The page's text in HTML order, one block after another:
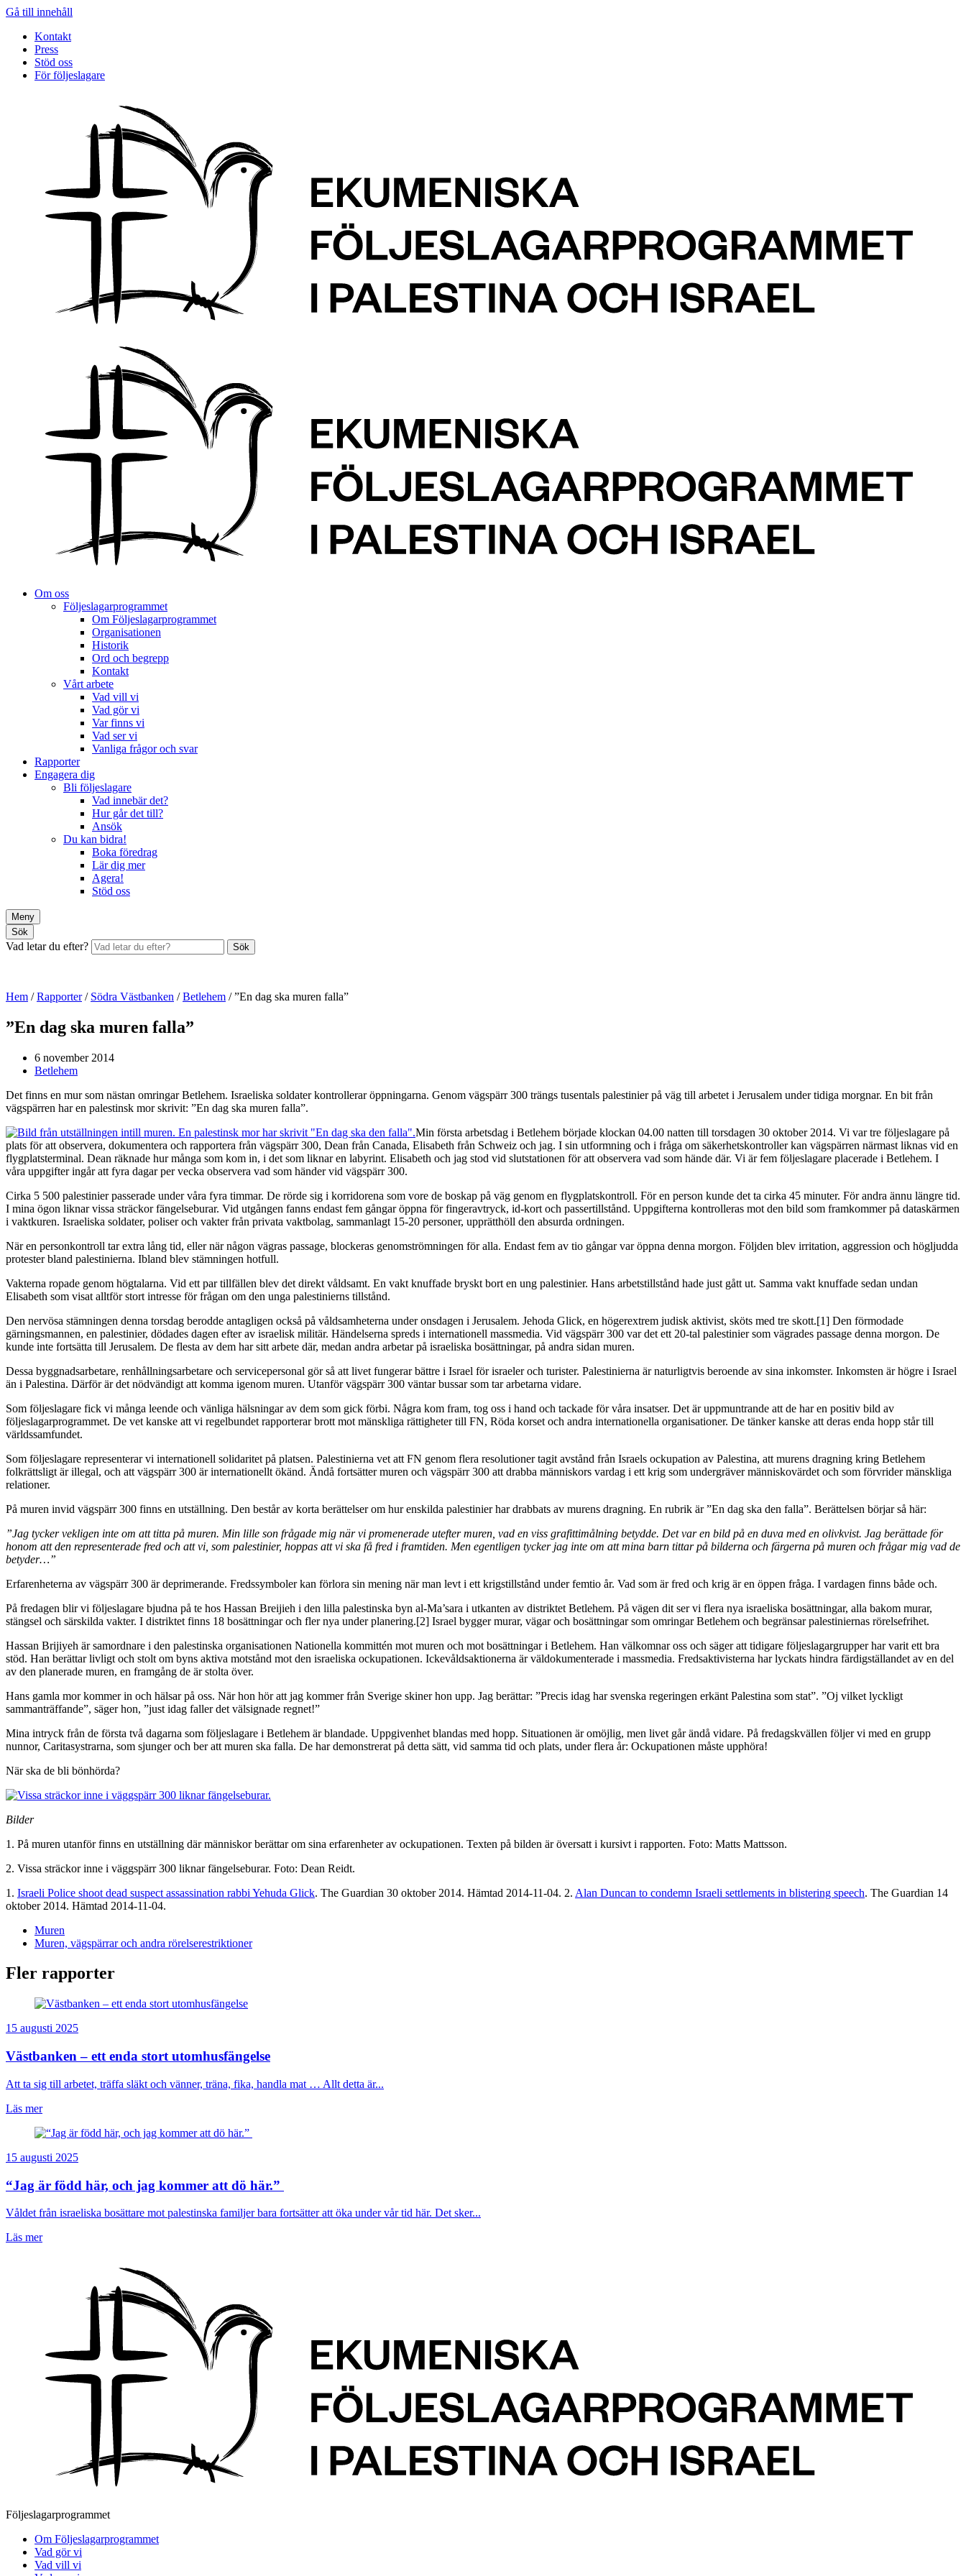
Gå till innehåll
Kontakt
Press
Stöd oss
För följeslagare
Om oss
Följeslagarprogrammet
Om Följeslagarprogrammet
Organisationen
Historik
Ord och begrepp
Kontakt
Vårt arbete
Vad vill vi
Vad gör vi
Var finns vi
Vad ser vi
Vanliga frågor och svar
Rapporter
Engagera dig
Bli följeslagare
Vad innebär det?
Hur går det till?
Ansök
Du kan bidra!
Boka föredrag
Lär dig mer
Agera!
Stöd oss
Meny
Sök
Vad letar du efter? Sök
Hem /Rapporter/ Södra Västbanken /Betlehem /”En dag ska muren falla”
”En dag ska muren falla”
6 november 2014
Betlehem
Det finns en mur som nästan omringar Betlehem. Israeliska soldater kontrollerar öppningarna. Genom vägspärr 300 trängs tusentals palestinier på väg till arbetet i Jerusalem under tidiga morgnar. En bit från
vägspärren har en palestinsk mor skrivit: ”En dag ska muren falla”.
Min första arbetsdag i Betlehem började klockan 04.00 natten till torsdagen 30 oktober 2014. Vi var tre följeslagare på
plats för att observera, dokumentera och rapportera från vägspärr 300, Dean från Canada, Elisabeth från Schweiz och jag. I sin utformning och i fråga om säkerhetskontroller kan vägspärren närmast liknas vid en
flygplatsterminal. Dean räknade hur många som kom in, i det som liknar en labyrint. Elisabeth och jag stod vid slutstationen för att observera vad som hände där. Vi är fem följeslagare placerade i Betlehem. I
våra uppgifter ingår att fyra dagar per vecka observera vad som händer vid vägspärr 300.
Cirka 5 500 palestinier passerade under våra fyra timmar. De rörde sig i korridorena som vore de boskap på väg genom en flygplatskontroll. För en person kunde det ta cirka 45 minuter. För andra ännu längre tid.
I mina ögon liknar vissa sträckor fängelseburar. Vid utgången fanns endast fem gångar öppna för fingeravtryck, id-kort och passertillstånd. Uppgifterna kontrolleras mot den bild som framkommer på dataskärmen
i vaktkuren. Israeliska soldater, poliser och vakter från privata vaktbolag, sammanlagt 15-20 personer, upprätthöll den absurda ordningen.
När en personkontroll tar extra lång tid, eller när någon vägras passage, blockeras genomströmningen för alla. Endast fem av tio gångar var öppna denna morgon. Följden blev irritation, aggression och högljudda
protester bland palestinierna. Ibland blev stämningen hotfull.
Vakterna ropade genom högtalarna. Vid ett par tillfällen blev det direkt våldsamt. En vakt knuffade bryskt bort en ung palestinier. Hans arbetstillstånd hade just gått ut. Samma vakt knuffade sedan undan
Elisabeth som visat alltför stort intresse för frågan om den unga palestinierns tillstånd.
Den nervösa stämningen denna torsdag berodde antagligen också på våldsamheterna under onsdagen i Jerusalem. Jehoda Glick, en högerextrem judisk aktivist, sköts med tre skott.[1] Den förmodade
gärningsmannen, en palestinier, dödades dagen efter av israelisk militär. Händelserna spreds i internationell massmedia. Vid vägspärr 300 var det ett 20-tal palestinier som vägrades passage denna morgon. De
kunde inte fortsätta till Jerusalem. De flesta av dem har sitt arbete där, medan andra arbetar på israeliska bosättningar, på andra sidan muren.
Dessa byggnadsarbetare, renhållningsarbetare och servicepersonal gör så att livet fungerar bättre i Israel för israeler och turister. Palestinierna är naturligtvis beroende av sina inkomster. Inkomsten är högre i Israel
än i Palestina. Därför är det nödvändigt att komma igenom muren. Utanför vägspärr 300 väntar bussar som tar arbetarna vidare.
Som följeslagare fick vi många leende och vänliga hälsningar av dem som gick förbi. Några kom fram, tog oss i hand och tackade för våra insatser. Det är uppmuntrande att de har en positiv bild av
följeslagarprogrammet. De vet kanske att vi regelbundet rapporterar brott mot mänskliga rättigheter till FN, Röda korset och andra internationella organisationer. De tänker kanske att deras enda hopp står till
världssamfundet.
Som följeslagare representerar vi internationell solidaritet på platsen. Palestinierna vet att FN genom flera resolutioner tagit avstånd från Israels ockupation av Palestina, att murens dragning kring Betlehem
folkrättsligt är illegal, och att vägspärr 300 är internationellt ökänd. Ändå fortsätter muren och vägspärr 300 att drabba människors vardag i ett krig som undergräver människovärdet och som förvrider mänskliga
relationer.
På muren invid vägspärr 300 finns en utställning. Den består av korta berättelser om hur enskilda palestinier har drabbats av murens dragning. En rubrik är ”En dag ska den falla”. Berättelsen börjar så här:
”Jag tycker vekligen inte om att titta på muren. Min lille son frågade mig när vi promenerade utefter muren, vad en viss grafittimålning betydde. Det var en bild på en duva med en olivkvist. Jag berättade för
honom att den representerade fred och att vi, som palestinier, hoppas att vi ska få fred i framtiden. Men egentligen tycker jag inte om att mina barn tittar på bilderna och färgerna på muren och frågar mig vad de
betyder…”
Erfarenheterna av vägspärr 300 är deprimerande. Fredssymboler kan förlora sin mening när man levt i ett krigstillstånd under femtio år. Vad som är fred och krig är en öppen fråga. I vardagen finns både och.
På fredagen blir vi följeslagare bjudna på te hos Hassan Breijieh i den lilla palestinska byn al-Ma’sara i utkanten av distriktet Betlehem. På vägen dit ser vi flera nya israeliska bosättningar, alla bakom murar,
stängsel och särskilda vakter. I distriktet finns 18 bosättningar och fler nya under planering.[2] Israel bygger murar, vägar och bosättningar som omringar Betlehem och begränsar palestiniernas rörelsefrihet.
Hassan Brijiyeh är samordnare i den palestinska organisationen Nationella kommittén mot muren och mot bosättningar i Betlehem. Han välkomnar oss och säger att tidigare följeslagargrupper har varit ett bra
stöd. Han berättar livligt och stolt om byns aktiva motstånd mot den israeliska ockupationen. Ickevåldsaktionerna är väldokumenterade i massmedia. Fredsaktivisterna har lyckats hindra färdigställandet av en del
av den planerade muren, en framgång de är stolta över.
Hans gamla mor kommer in och hälsar på oss. När hon hör att jag kommer från Sverige skiner hon upp. Jag berättar: ”Precis idag har svenska regeringen erkänt Palestina som stat”. ”Oj vilket lyckligt
sammanträffande”, säger hon, ”just idag faller det välsignade regnet!”
Mina intryck från de första två dagarna som följeslagare i Betlehem är blandade. Uppgivenhet blandas med hopp. Situationen är omöjlig, men livet går ändå vidare. På fredagskvällen följer vi med en grupp
nunnor, Caritasystrarna, som sjunger och ber att muren ska falla. De har demonstrerat på detta sätt, vid samma tid och plats, under flera år: Ockupationen måste upphöra!
När ska de bli bönhörda?
Bilder
1. På muren utanför finns en utställning där människor berättar om sina erfarenheter av ockupationen. Texten på bilden är översatt i kursivt i rapporten. Foto: Matts Mattsson.
2. Vissa sträckor inne i väggspärr 300 liknar fängelseburar. Foto: Dean Reidt.
1. Israeli Police shoot dead suspect assassination rabbi Yehuda Glick. The Guardian 30 oktober 2014. Hämtad 2014-11-04. 2. Alan Duncan to condemn Israeli settlements in blistering speech. The Guardian 14
oktober 2014. Hämtad 2014-11-04.
Muren
Muren, vägspärrar och andra rörelserestriktioner
Fler rapporter
15 augusti 2025
Västbanken – ett enda stort utomhusfängelse
Att ta sig till arbetet, träffa släkt och vänner, träna, fika, handla mat … Allt detta är...
Läs mer
15 augusti 2025
“Jag är född här, och jag kommer att dö här.”
Våldet från israeliska bosättare mot palestinska familjer bara fortsätter att öka under vår tid här. Det sker...
Läs mer
Följeslagarprogrammet
Om Följeslagarprogrammet
Vad gör vi
Vad vill vi